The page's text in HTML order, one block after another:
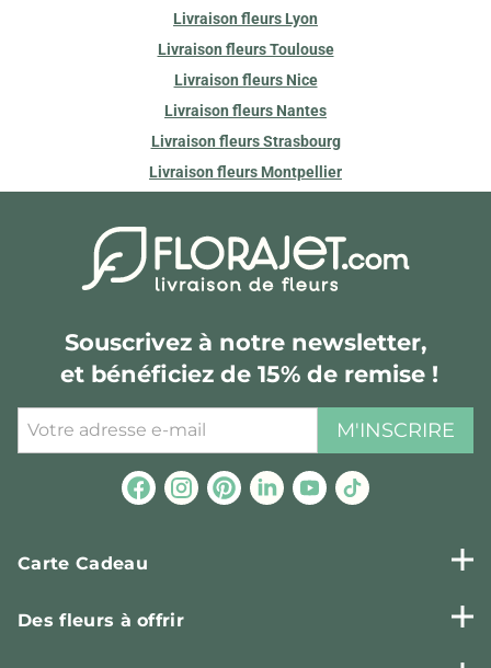
Livraison fleurs Lyon
Livraison fleurs Toulouse
Livraison fleurs Nice
Livraison fleurs Nantes
Livraison fleurs Strasbourg
Livraison fleurs Montpellier
Souscrivez à notre newsletter,
et bénéficiez de 15% de remise !
M'INSCRIRE
Carte Cadeau
Des fleurs à offrir